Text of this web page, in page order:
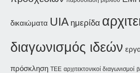
δικαιώματα UIA ημερίδα
διαγωνισμός ιδεών
πρόσκληση ΤΕΕ αρχιτεκτονικοί διαγωνισμοί